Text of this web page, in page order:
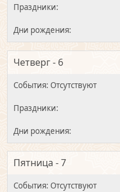
Четверг - 6
Пятница - 7